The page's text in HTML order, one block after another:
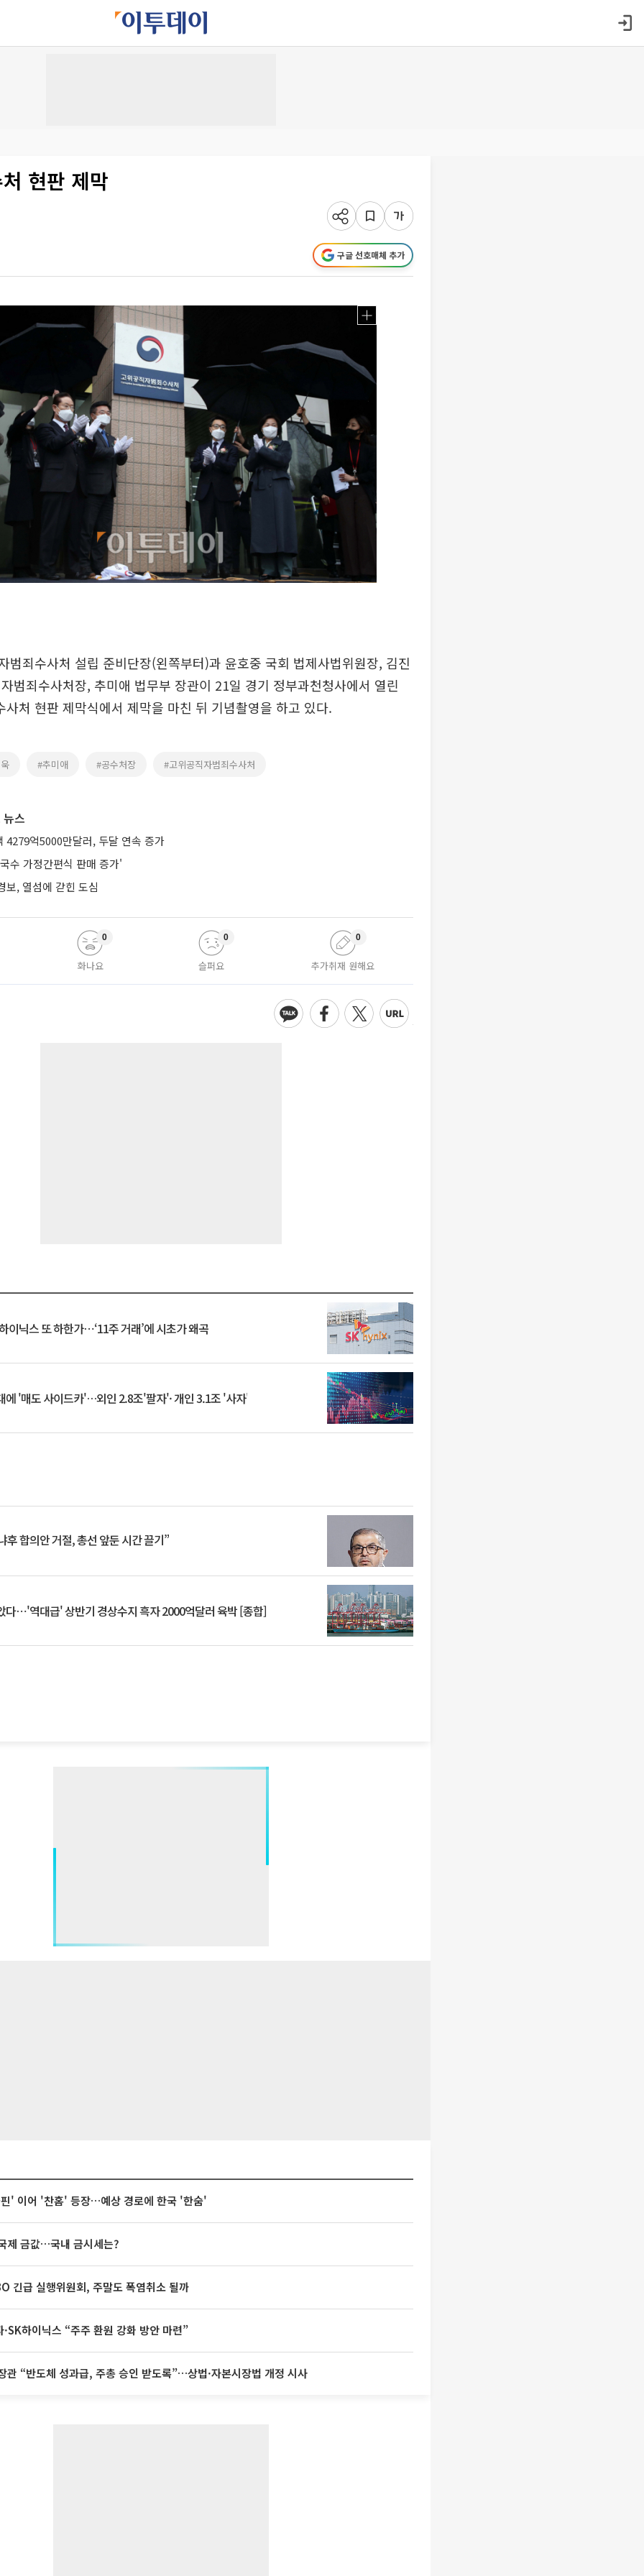
현판 제막
구글 선호매체 추가
범죄수사처 설립 준비단장(왼쪽부터)과 윤호중 국회 법제사법위원장, 김진
범죄수사처장, 추미애 법무부 장관이 21일 경기 정부과천청사에서 열린
사처 현판 제막식에서 제막을 마친 뒤 기념촬영을 하고 있다.
#추미애 #공수처장 #고위공직자범죄수사처
스
4279억5000만달러, 두달 연속 증가
수 가정간편식 판매 증가'
보, 열섬에 갇힌 도심
화나요
0
슬퍼요
0
추가취재 원해요
0
이닉스 또 하한가⋯‘11주 거래’에 시초가 왜곡
에 '매도 사이드카'…외인 2.8조'팔자'· 개인 3.1조 '사자'
후 합의안 거절, 총선 앞둔 시간 끌기”
다⋯'역대급' 상반기 경상수지 흑자 2000억달러 육박 [종합]
' 이어 '찬홈' 등장…예상 경로에 한국 '한숨'
제 금값…국내 금시세는?
긴급 실행위원회, 주말도 폭염취소 될까
·SK하이닉스 “주주 환원 강화 방안 마련”
관 “반도체 성과급, 주총 승인 받도록”…상법·자본시장법 개정 시사